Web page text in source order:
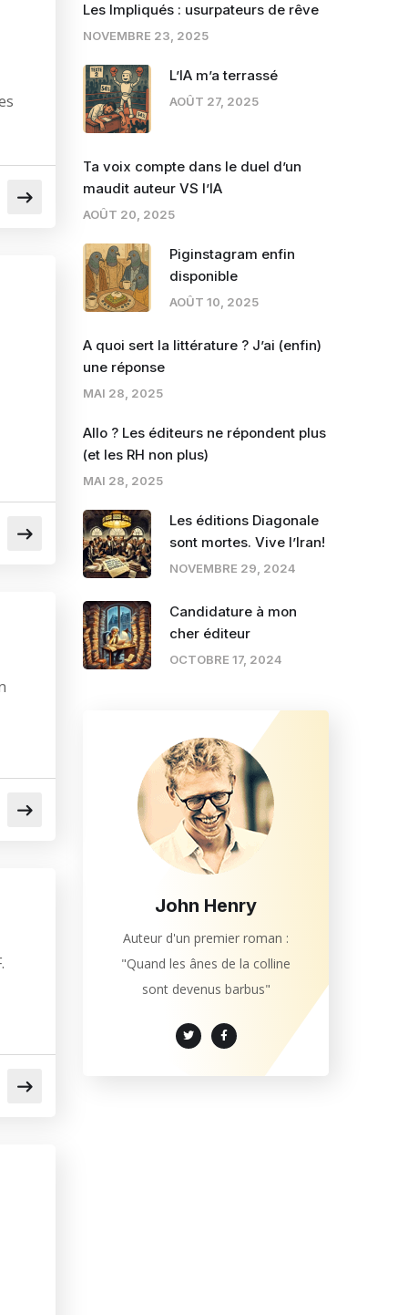
Les Impliqués : usurpateurs de rêve
NOVEMBRE 23, 2025
L’IA m’a terrassé
AOÛT 27, 2025
Ta voix compte dans le duel d’un
maudit auteur VS l’IA
AOÛT 20, 2025
Piginstagram enfin
disponible
AOÛT 10, 2025
A quoi sert la littérature ? J’ai (enfin)
une réponse
MAI 28, 2025
Allo ? Les éditeurs ne répondent plus
(et les RH non plus)
MAI 28, 2025
Les éditions Diagonale
sont mortes. Vive l’Iran!
NOVEMBRE 29, 2024
Candidature à mon
cher éditeur
OCTOBRE 17, 2024
John Henry
Auteur d'un premier roman :
"Quand les ânes de la colline
sont devenus barbus"